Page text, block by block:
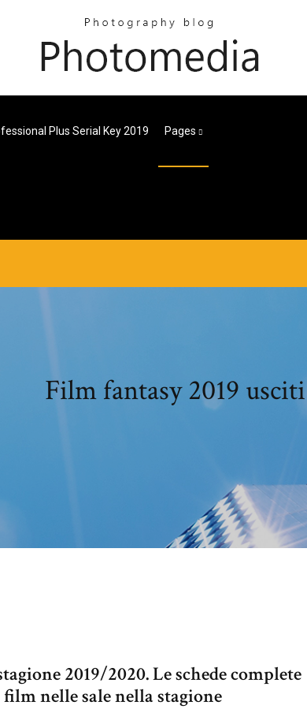
Plus Serial Key 2019 Pages
Film fantasy 2019 usciti
2019/2020. Le schede complete
nelle sale nella stagione